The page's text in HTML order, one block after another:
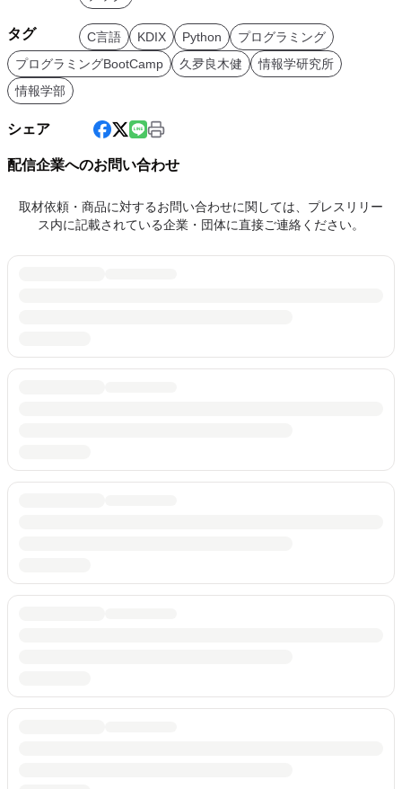
タグ C言語 KDIX Python
プログラミング
プログラミングBootCamp
久夛良木健
情報学研究所
情報学部
シェア
配信企業へのお問い合わせ
取材依頼・商品に対するお問い合わせに関しては、プレスリリー
ス内に記載されている企業・団体に直接ご連絡ください。